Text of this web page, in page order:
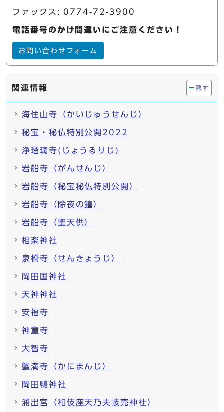
ファックス: 0774-72-3900
電話番号のかけ間違いにご注意ください！
お問い合わせフォーム
関連情報 隠す
海住山寺（かいじゅうせんじ）
秘宝・秘仏特別公開2022
浄瑠璃寺(じょうるりじ)
岩船寺（がんせんじ）
岩船寺（秘宝秘仏特別公開）
岩船寺（除夜の鐘）
岩船寺（聖天供）
相楽神社
泉橋寺（せんきょうじ）
岡田国神社
天神神社
安福寺
神童寺
大智寺
蟹満寺（かにまんじ）
岡田鴨神社
涌出宮（和伎座天乃夫岐売神社）